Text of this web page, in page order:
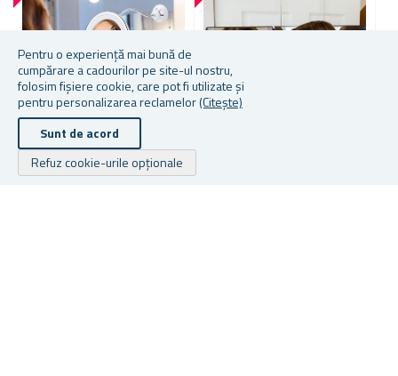
Pentru o experiență mai bună de
cumpărare a cadourilor pe site-ul nostru,
folosim fișiere cookie, care pot fi utilizate și
pentru personalizarea reclamelor(Citește)
Sunt de acord
Refuz cookie-urile opționale
OGLINJOARĂ CU LUMINĂ ȘI